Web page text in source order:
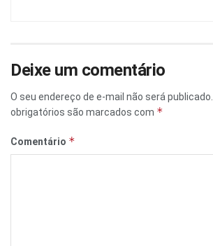
Deixe um comentário
O seu endereço de e-mail não será publicado.
obrigatórios são marcados com *
Comentário *